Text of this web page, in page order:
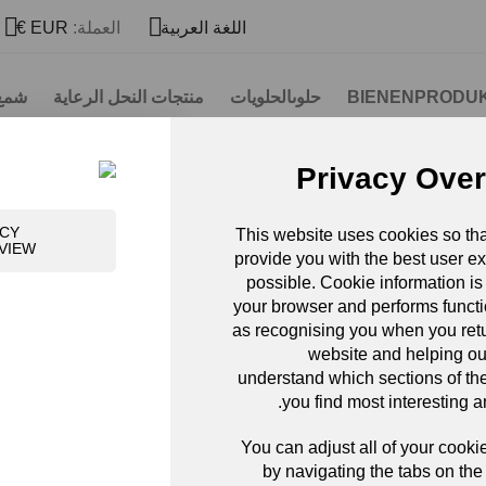
Privacy
This website uses cookies so
provide you with the best user
possible. Cookie information is
your browser and performs
as recognising you when you
website and helping
understand which sections of
you find most interesting
You can adjust all of your
by navigating the tabs on the
اللغة العربية العملة: EUR €

حلوىالحلويات منتجات النحل الرعاية
الغذائية